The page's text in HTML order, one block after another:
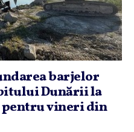
barjelor
Dunării la
pentru vineri din